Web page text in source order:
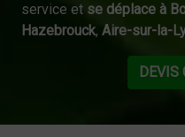
service et se déplace à
Hazebrouck, Aire-sur-la-
DEVIS